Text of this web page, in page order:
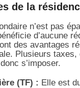
de la
n’est pas
d’aucune
des avantages
Plusieurs taxes,
s’imposer.
(TF) : Elle est